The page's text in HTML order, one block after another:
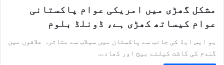
مشکل گھڑی میں امریکی عوام پاکستانی
عوام کیساتھ کھڑی ہے، ڈونلڈ بلوم
یو ایس ایڈ کی جانب سے پاکستان میں سیلاب سے متاثرہ علاقوں میں
گندم کی کاشت کیلئے بیج اور کھاد…